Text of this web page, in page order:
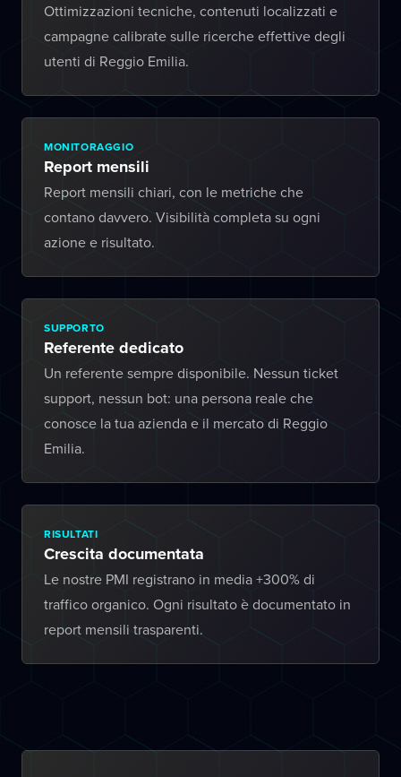
Ottimizzazioni tecniche, contenuti localizzati e
campagne calibrate sulle ricerche effettive degli
utenti di Reggio Emilia.
MONITORAGGIO
Report mensili
Report mensili chiari, con le metriche che
contano davvero. Visibilità completa su ogni
azione e risultato.
SUPPORTO
Referente dedicato
Un referente sempre disponibile. Nessun ticket
support, nessun bot: una persona reale che
conosce la tua azienda e il mercato di Reggio
Emilia.
RISULTATI
Crescita documentata
Le nostre PMI registrano in media +300% di
traffico organico. Ogni risultato è documentato in
report mensili trasparenti.